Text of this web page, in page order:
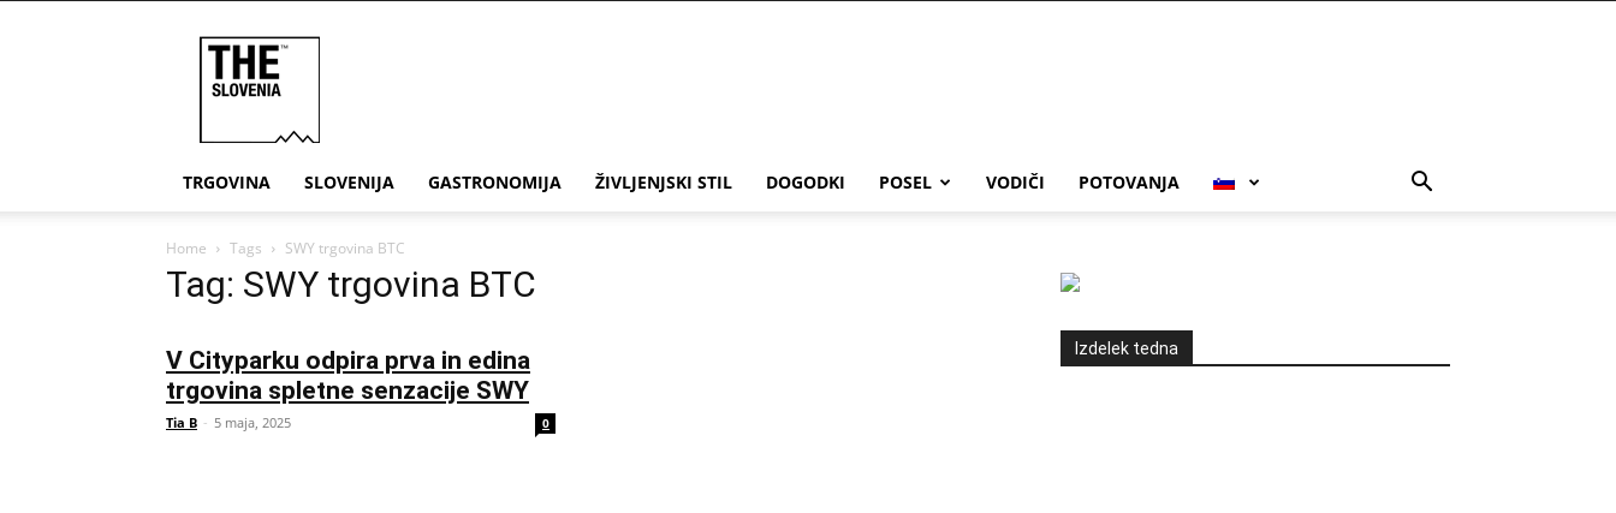
TRGOVINA SLOVENIJA GASTRONOMIJA ŽIVLJENJSKI STIL DOGODKI POSEL VODIČI POTOVANJA
Home Tags SWY trgovina BTC
Tag: SWY trgovina BTC
V Cityparku odpira prva in edina
trgovina spletne senzacije SWY
Tia B - 5 maja, 2025 0
Izdelek tedna